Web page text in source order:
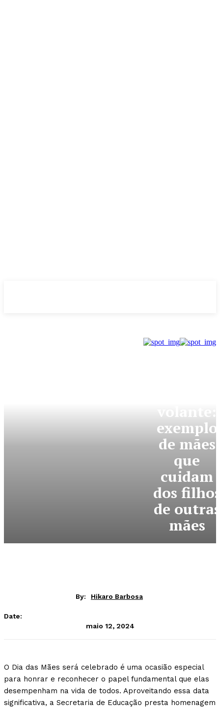
volante:
exemplo
de mães
que
cuidam
dos
de outras
mães
By: Hikaro Barbosa
Date:
maio 12, 2024
O Dia das Mães será celebrado é uma ocasião especial
para honrar e reconhecer o papel fundamental que elas
desempenham na vida de todos. Aproveitando essa data
significativa, a Secretaria de Educação presta homenagem